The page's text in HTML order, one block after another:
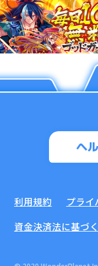
ヘ
利用規約 プライ
資金決済法に基づ